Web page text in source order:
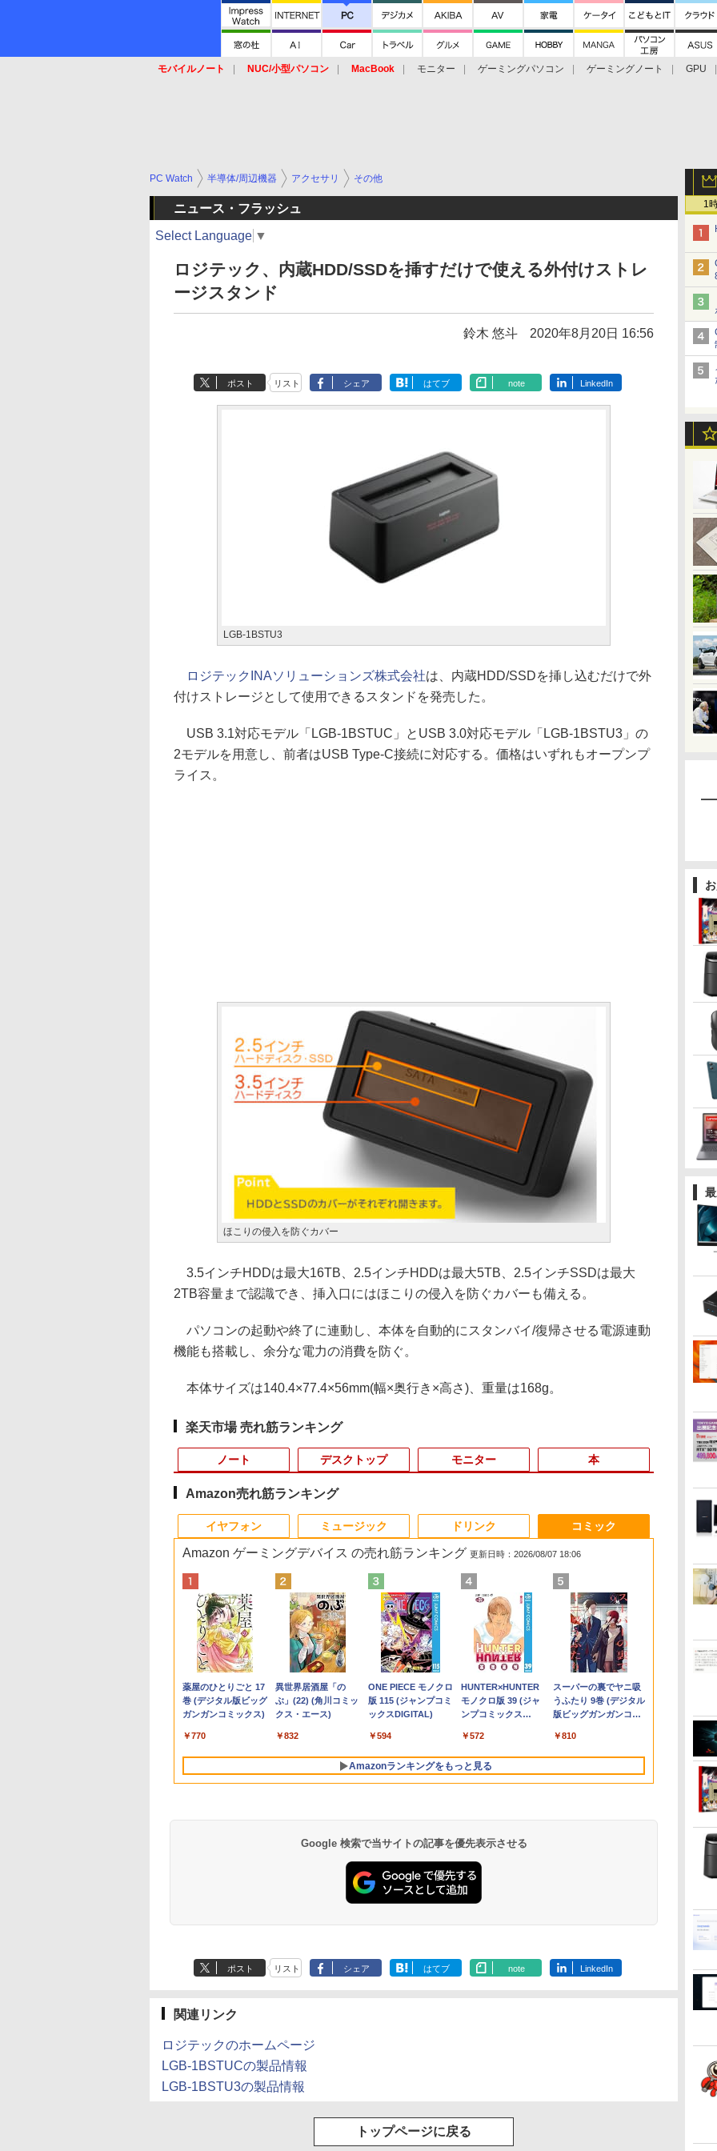
モバイルノート NUC/小型パソコン MacBook モニター ゲーミングパソコン ゲーミングノート
GPU
1
PC Watch 半導体/周辺機器 アクセサリ その他
ニュース・フラッシュ
Select Language ▼
ロジテック、内蔵HDD/SSDを挿すだけで使える外付けストレ
ージスタンド
鈴木 悠斗 2020年8月20日 16:56
ポスト リスト シェア はてブ note LinkedIn
LGB-1BSTU3
ロジテックINAソリューションズ株式会社は、内蔵HDD/SSDを挿し込むだけで外
付けストレージとして使用できるスタンドを発売した。
USB 3.1対応モデル「LGB-1BSTUC」とUSB 3.0対応モデル「LGB-1BSTU3」の
2モデルを用意し、前者はUSB Type-C接続に対応する。価格はいずれもオープンプ
ライス。
ほこりの侵入を防ぐカバー
3.5インチHDDは最大16TB、2.5インチHDDは最大5TB、2.5インチSSDは最大
2TB容量まで認識でき、挿入口にはほこりの侵入を防ぐカバーも備える。
パソコンの起動や終了に連動し、本体を自動的にスタンバイ/復帰させる電源連動
機能も搭載し、余分な電力の消費を防ぐ。
本体サイズは140.4×77.4×56mm(幅×奥行き×高さ)、重量は168g。
楽天市場 売れ筋ランキング
ノート
1
【期間限定破格金
額！】新生活 新古品
Win11搭載 パソコンノ
ートパソコンoffice付
き 初心者向けノート
PC 初期設定済 15.6型
インテル高速CPU ラン
ダムで発送 メモリ4GB
～ 高速SSD1TB 最大
番更新で在庫処分
￥9,980
2
【マラソンP5倍/10%オ
フクーポン】中古ノー
トパソコン
Windows11 Pro Office
付き Panasonic Let's
note CF-SX3 第4世代
Core i5 メモリ8GB 高
速SSD256GB 12.1イン
チ DVD Bluetoot カメ
定済み 送料無料 90日
保証
￥11,800
3
中古ノートパソコン フ
ルHD モバイル 超軽量
11.6 型 SONY VAIO
VJP111 Core i5-4210U
Bluetooth Wifi カメラ
Windows11 WPS-
Office 訳アリ品
￥12,800
4
中古ノートパソコン イ
ンテル Celeron Core
i5 Windows11 Pro
Office 2024付き メモ
可 SSD128GB/1TB選
択可 15.6型 テンキー
ビジネス 在宅勤務 学
生向け 初期設定不要
ノートPC ノート パソ
コン 中古PC 在宅ワー
【中古・軽量SSD搭
載】新生活応援 新春
ノートパソコン 中古
パソコン NEC
VersaPro VB-1 12.5型
訳あり 第6世代Core i3
SSD128GB
Windows11＋
Office2019 180日保証
￥13,800
ト】【新生
2026】【
H&B】NEC
ードスロット
Fi/Office/無
古 パソコン/
ートパソコ
ン/
デスクトップ
1
【★新品20％OFFクーポン】
MINISFORUM M1 liteミニPC、インテ
ル Core Ultra 5 125U、16GB+512GB/
ベアボーンキットPC、DDR5
SODIMM×2メモリ、PCIe4.0 SSD 、
2.5G/Wi-Fi 6/Bluetooth 5.2、HDMI
2.1/DP 1.4/USB4、3画面出力対応 ミニ
パソコン
￥132,999
2
＼11日まで限定価格／ゲーミングPC
福袋 セット 新品 RTX5060 Ryzen7
5700X メモリ16GB SSD500GB
Windows11 デスクトップPC WPS
Office付き 1年保証 NVMe M.2 SSD 高
性能 配信 動画編集 VTuber対応 eスポ
ーツ 初心者 ゲーミングパソコン デス
クトップパソコン【当日出荷】
￥149,800
3
【新品】快適性能 デスクトップパソコ
ン パソコン 新品SSD Windows11
Office付き インテル 第14世代 第13世
代 Core i5-6400 I5-12400F i7 I5 3470
SSD 256GB~1TB メモリ 選択可 8GB
16GB 32GB デスクトップPC 安い 本
体のみ 高スペック 薄型 激安 省スペー
ス 大容量 高性能
￥33,800
ル Core
ベアボーン
パソコン
モニター
1
【期間限定10%OFFク
ーポン 8/12 10時まで】
モニター 21.5型 液晶デ
ィスプレイ ベゼル ディ
スプレイ 液晶モニター
PCモニター 壁掛け フ
リッカーレス
FreeSync 21.5インチ
角度調節 FullHD ブル
グレア MAXZEN
￥9,480
2
【期間限定10%OFFク
ーポン 8/12 10時まで】
ゲーミングモニター
24.5インチ FHD 240Hz
1ms Fast IPSパネル
HDMI2.0×1 DP1.4×1
Adaptive Sync対応 フ
リッカーフリー ブルー
ライトカット モニター
MGM25IC04-F240
￥12,980
3
＼メーカー5年保証／
【最短即日発送】【新
品】モニター 21.5イン
チモニター ディスプレ
液晶ディスプレイ
VP229HFZ 22型
1920×1080 応答速度
1ms リフレッシュレー
晶モニター 5年保証付
き 動画閲覧 仕事 在宅
￥12,800
4
【初心者向けコスパ最
強】黒/白 モニター
21.5 / 23.8 / 27型 pcモ
ニター 100Hz ゲーミン
ンチ 1920*1080 FHD
パソコン モニター デ
ィスプレイ 非光沢 VA
4000:1 角度調整 VESA
ps4/ps5/xbox スピー
カー内蔵 kksmart
【楽天1位常連・超800
冠獲得】黒/白 モニタ
ー 21.5 / 23.8 / 24.5 /
27型 240Hz/200Hz
/180Hz/165Hz/100Hz
ゲーミングモニター
1ms応答 pcモニター
パソコン モニター 非
光沢 スピーカー内蔵
￥11,999
器 ワイド液
レイ 23.8型/
本
1
[8月下旬より発送予定]
[新品]ちいかわ なんか
小さくてかわいいやつ
(8) なんか人魚の島のひ
みつのふせん&ノート
BOX付き特装版[入荷予
約]
￥4,400
2
【楽天ブックス限定特
典】原かれん 1st 写真
集 どストライク(生写
真1枚) [ 原 かれん ]
￥4,400
3
大人のおしゃれ手帖9月
号増刊 2026年 9月号
[雑誌]
￥1,740
4
アンダーニンジャ
（18） 【電子書籍】[
花沢健吾 ]
高校野球神奈川グラフ
（2026） 第108回全国
高校野球選手権神奈川
大会 [ 神奈川新聞社 ]
￥2,200
典】梅山恋
集『
イロ）』(ポ
Amazon売れ筋ランキング
イヤフォン
Anker Soundcore
P40i ブラック
Anker Soundcore
P31i ブラック
￥5,990
Anker Soundcore
Liberty 5 ミッドナイ
トブラック
￥14,990
【2026年アップグレ
ード版】AOKIMI ワ
イヤレスイヤホン
V12 小型軽量 ブルー
トゥースHi-Fi 最大
36時間再生 ぶるーと
ゅーす コードレス
グ Type-C充電 マイ
ク付き 防水 タッチ式
音量調整 スポーツ/通
勤/通学/WEB会議(ホ
ワイト)
￥1,964
Xiaomi シャオミ
REDMI Buds 8 Lite ワ
イヤレスイヤホン
キャンセリング ANC
36時間再生
￥3,480
ミュージック
BRUCE WAYNE feat.
Flo Milli, ATL Jacob
[Explicit]
￥250
BRUCE WAYNE feat.
Flo Milli, ATL Jacob
[Explicit]
￥250
On My Road
(Stadium ver.)
￥250
On My Road
(Stadium ver.)
￥250
BUGS LIFE
￥250
ドリンク
【Amazon.co.jp限
定】 い・ろ・は・す
2L PET ラベルレス
￥1,112
by Amazon 天然水
ラベルレス 500ml
×24本 富士山の天然
ミネラルウォーター
ペットボトル 静岡県
産 500ミリリットル
(Smart Basic)
￥1,380
by Amazon 天然水
ラベルレス 2L×9本
￥1,117
by Amazon 炭酸水
ラベルレス 500ml
×24本 強炭酸水 ペッ
ットル (Smart
Basic)
￥1,625
コカ・コーラ やかんの
麦茶 from 爽健美茶 ラ
ベルレス
￥2,009
コミック
Amazon ゲーミングデバイス の売れ筋ランキング 更新日時：2026/08/07 18:06
薬屋のひとりごと 17
巻 (デジタル版ビッグ
ガンガンコミックス)
￥770
異世界居酒屋「の
ぶ」(22) (角川コミッ
クス・エース)
￥832
ONE PIECE モノクロ
版 115 (ジャンプコミ
ックスDIGITAL)
￥594
HUNTER×HUNTER
モノクロ版 39 (ジャ
ンプコミックス
￥572
スーパーの裏でヤニ吸
うふたり 9巻 (デジタル
版ビッグガンガンコミ
￥810
Amazonランキングをもっと見る
Google 検索で当サイトの記事を優先表示させる
ポスト リスト シェア はてブ note LinkedIn
関連リンク
ロジテックのホームページ
LGB-1BSTUCの製品情報
LGB-1BSTU3の製品情報
トップページに戻る